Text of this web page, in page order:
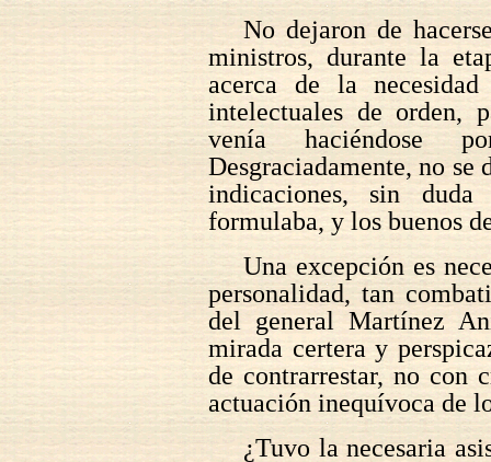
No dejaron de
ministros, durante la
acerca de la
intelectuales de orden,
venía haciéndose
Desgraciadamente, no
indicaciones, sin
formulaba, y los buenos
Una excepción es
personalidad, tan
del general Martínez
mirada certera y
de contrarrestar, no con
actuación inequívoca de
¿Tuvo la necesaria